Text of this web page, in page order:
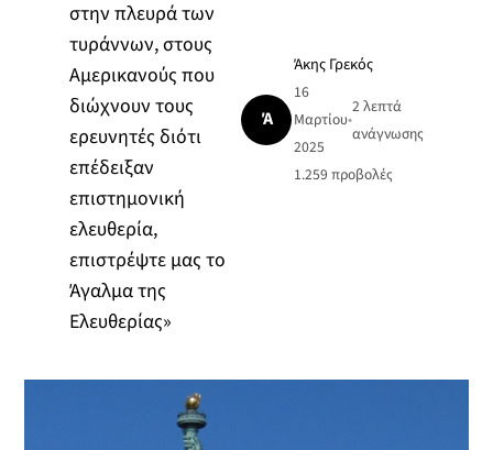
στην πλευρά των
τυράννων, στους
Αμερικανούς που
διώχνουν τους
ερευνητές διότι
επέδειξαν
επιστημονική
ελευθερία,
επιστρέψτε μας το
Άγαλμα της
Ελευθερίας»
Ά
Άκης Γρεκός
16
Μαρτίου
2025
•
2 λεπτά
ανάγνωσης
1.259 προβολές